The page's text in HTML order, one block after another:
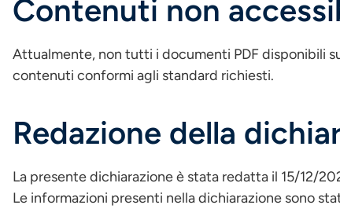
Contenuti non
Attualmente, non tutti i documenti PDF disponibili
contenuti conformi agli standard richiesti.
Redazione della
La presente dichiarazione è stata redatta il 15/12/
Le informazioni presenti nella dichiarazione sono